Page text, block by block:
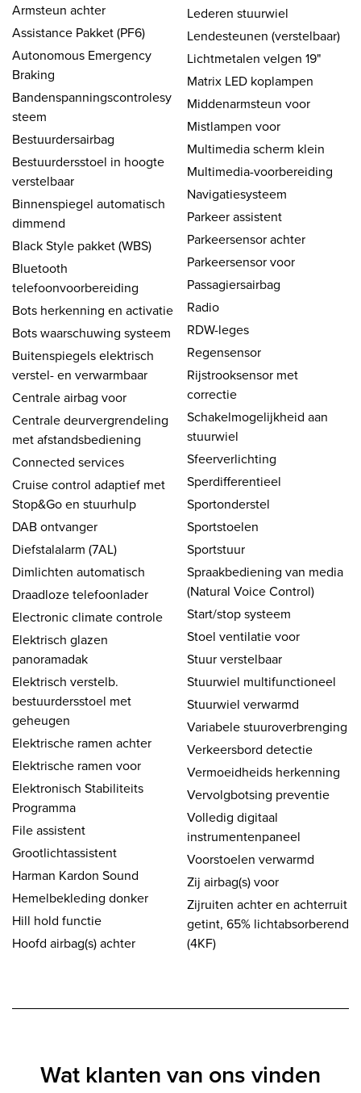
Armsteun achter
Assistance Pakket (PF6)
Autonomous Emergency
Braking
Bandenspanningscontrolesy
steem
Bestuurdersairbag
Bestuurdersstoel in hoogte
verstelbaar
Binnenspiegel automatisch
dimmend
Black Style pakket (WBS)
Bluetooth
telefoonvoorbereiding
Bots herkenning en activatie
Bots waarschuwing systeem
Buitenspiegels elektrisch
verstel- en verwarmbaar
Centrale airbag voor
Centrale deurvergrendeling
met afstandsbediening
Connected services
Cruise control adaptief met
Stop&Go en stuurhulp
DAB ontvanger
Diefstalalarm (7AL)
Dimlichten automatisch
Draadloze telefoonlader
Electronic climate controle
Elektrisch glazen
panoramadak
Elektrisch verstelb.
bestuurdersstoel met
geheugen
Elektrische ramen achter
Elektrische ramen voor
Elektronisch Stabiliteits
Programma
File assistent
Grootlichtassistent
Harman Kardon Sound
Hemelbekleding donker
Hill hold functie
Hoofd airbag(s) achter
Lederen stuurwiel
Lendesteunen (verstelbaar)
Lichtmetalen velgen 19"
Matrix LED koplampen
Middenarmsteun voor
Mistlampen voor
Multimedia scherm klein
Multimedia-voorbereiding
Navigatiesysteem
Parkeer assistent
Parkeersensor achter
Parkeersensor voor
Passagiersairbag
Radio
RDW-leges
Regensensor
Rijstrooksensor met
correctie
Schakelmogelijkheid aan
stuurwiel
Sfeerverlichting
Sperdifferentieel
Sportonderstel
Sportstoelen
Sportstuur
Spraakbediening van media
(Natural Voice Control)
Start/stop systeem
Stoel ventilatie voor
Stuur verstelbaar
Stuurwiel multifunctioneel
Stuurwiel verwarmd
Variabele stuuroverbrenging
Verkeersbord detectie
Vermoeidheids herkenning
Vervolgbotsing preventie
Volledig digitaal
instrumentenpaneel
Voorstoelen verwarmd
Zij airbag(s) voor
Zijruiten achter en achterruit
getint, 65% lichtabsorberend
(4KF)
Wat klanten van ons vinden